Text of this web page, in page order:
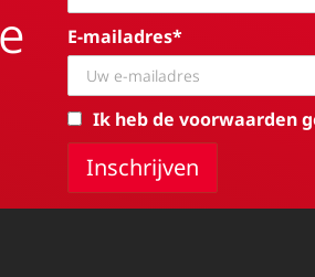
E-mailadres*
Ik heb de voorwaarden